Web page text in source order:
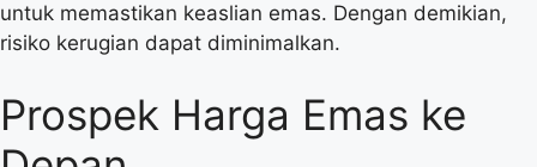
untuk memastikan keaslian emas. Dengan demikian,
risiko kerugian dapat diminimalkan.
Prospek Harga Emas ke